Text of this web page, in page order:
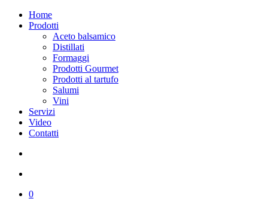
Home
Prodotti
Aceto balsamico
Distillati
Formaggi
Prodotti Gourmet
Prodotti al tartufo
Salumi
Vini
Servizi
Video
Contatti
0